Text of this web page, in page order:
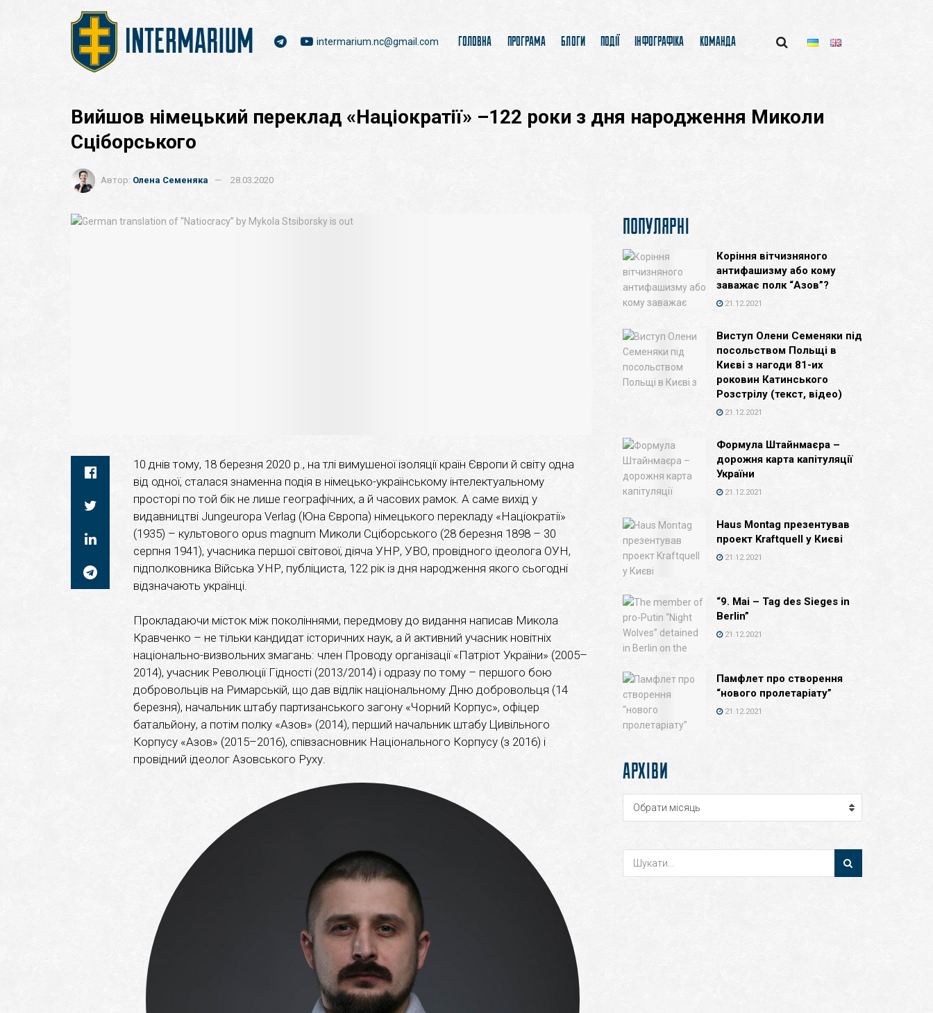
intermarium.nc@gmail.com ГОЛОВНА ПРОГРАМА БЛОГИ ПОДІЇ ІНФОГРАФІКА КОМАНДА
Вийшов німецький переклад «Націократії» –122 роки з дня народження Миколи
Сціборського
Автор: Олена Семеняка 28.03.2020
10 днів тому, 18 березня 2020 р., на тлі вимушеної ізоляції країн Європи й світу одна
від одної, сталася знаменна подія в німецько-українському інтелектуальному
просторі по той бік не лише географічних, а й часових рамок. А саме вихід у
видавництві Jungeuropa Verlag (Юна Європа) німецького перекладу «Націократії»
(1935) – культового opus magnum Миколи Сціборського (28 березня 1898 – 30
серпня 1941), учасника першої світової, діяча УНР, УВО, провідного ідеолога ОУН,
підполковника Війська УНР, публіциста, 122 рік із дня народження якого сьогодні
відзначають українці.
Прокладаючи місток між поколіннями, передмову до видання написав Микола
Кравченко – не тільки кандидат історичних наук, а й активний учасник новітніх
національно-визвольних змагань: член Проводу організації «Патріот України» (2005–
2014), учасник Революції Гідності (2013/2014) і одразу по тому – першого бою
добровольців на Римарській, що дав відлік національному Дню добровольця (14
березня), начальник штабу партизанського загону «Чорний Корпус», офіцер
батальйону, а потім полку «Азов» (2014), перший начальник штабу Цивільного
Корпусу «Азов» (2015–2016), співзасновник Національного Корпусу (з 2016) і
провідний ідеолог Азовського Руху.
ПОПУЛЯРНІ
Коріння вітчизняного
антифашизму або кому
заважає полк “Азов”?
21.12.2021
Виступ Олени Семеняки під
посольством Польщі в
Києві з нагоди 81-их
роковин Катинського
Розстрілу (текст, відео)
21.12.2021
Формула Штайнмаєра –
дорожня карта капітуляції
України
21.12.2021
Haus Montag презентував
проект Kraftquell у Києві
21.12.2021
“9. Mai – Tag des Sieges in
Berlin”
21.12.2021
Памфлет про створення
“нового пролетаріату”
21.12.2021
АРХІВИ
Архіви
Обрати місяць